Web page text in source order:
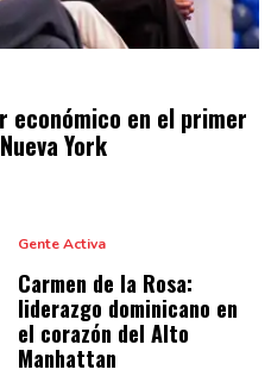
económico en el primer
Nueva York
Gente Activa
Carmen de la Rosa:
liderazgo dominicano en
el corazón del Alto
Manhattan